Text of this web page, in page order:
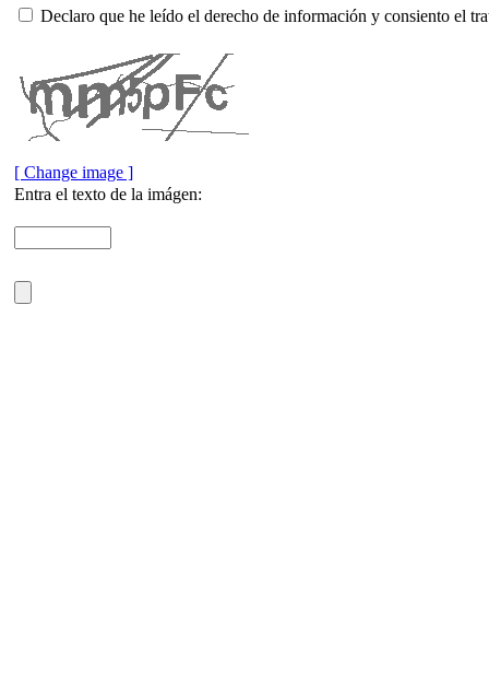
Declaro que he leído el derecho de información y consiento el
[ Change image ]
Entra el texto de la imágen: